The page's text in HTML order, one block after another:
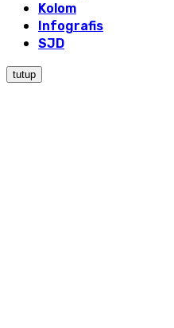
Kolom
Infografis
SJD
tutup